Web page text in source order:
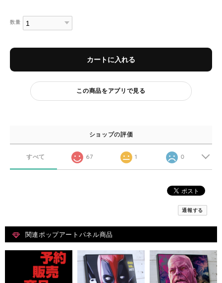
数量
カートに入れる
この商品をアプリで見る
ショップの評価
すべて 67 1 0
通報する
関連ポップアートパネル商品